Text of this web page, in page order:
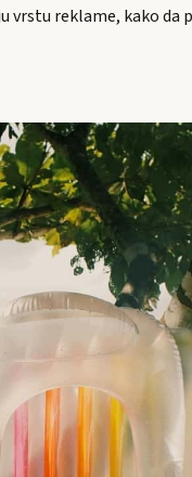
vrstu reklame, kako da